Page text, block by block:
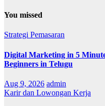
You missed
Strategi Pemasaran
Digital Marketing in 5
Beginners in Telugu
Aug 9, 2026 admin
Karir dan Lowongan Kerja